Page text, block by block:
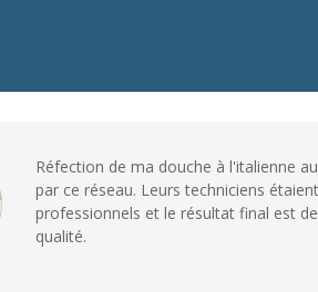
Réfection de ma douche à l'italienne
par ce réseau. Leurs techniciens
professionnels et le résultat final est de
qualité.